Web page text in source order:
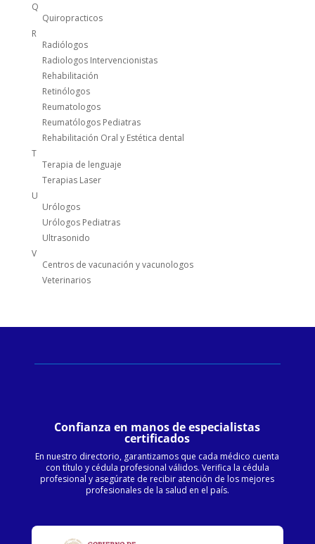
Q
Quiropracticos
R
Radiólogos
Radiologos Intervencionistas
Rehabilitación
Retinólogos
Reumatologos
Reumatólogos Pediatras
Rehabilitación Oral y Estética dental
T
Terapia de lenguaje
Terapias Laser
U
Urólogos
Urólogos Pediatras
Ultrasonido
V
Centros de vacunación y vacunologos
Veterinarios
Confianza en manos de especialistas
certificados
En nuestro directorio, garantizamos que cada médico cuenta
con título y cédula profesional válidos. Verifica la cédula
profesional y asegúrate de recibir atención de los mejores
profesionales de la salud en el país.